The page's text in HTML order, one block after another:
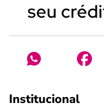
Institucional